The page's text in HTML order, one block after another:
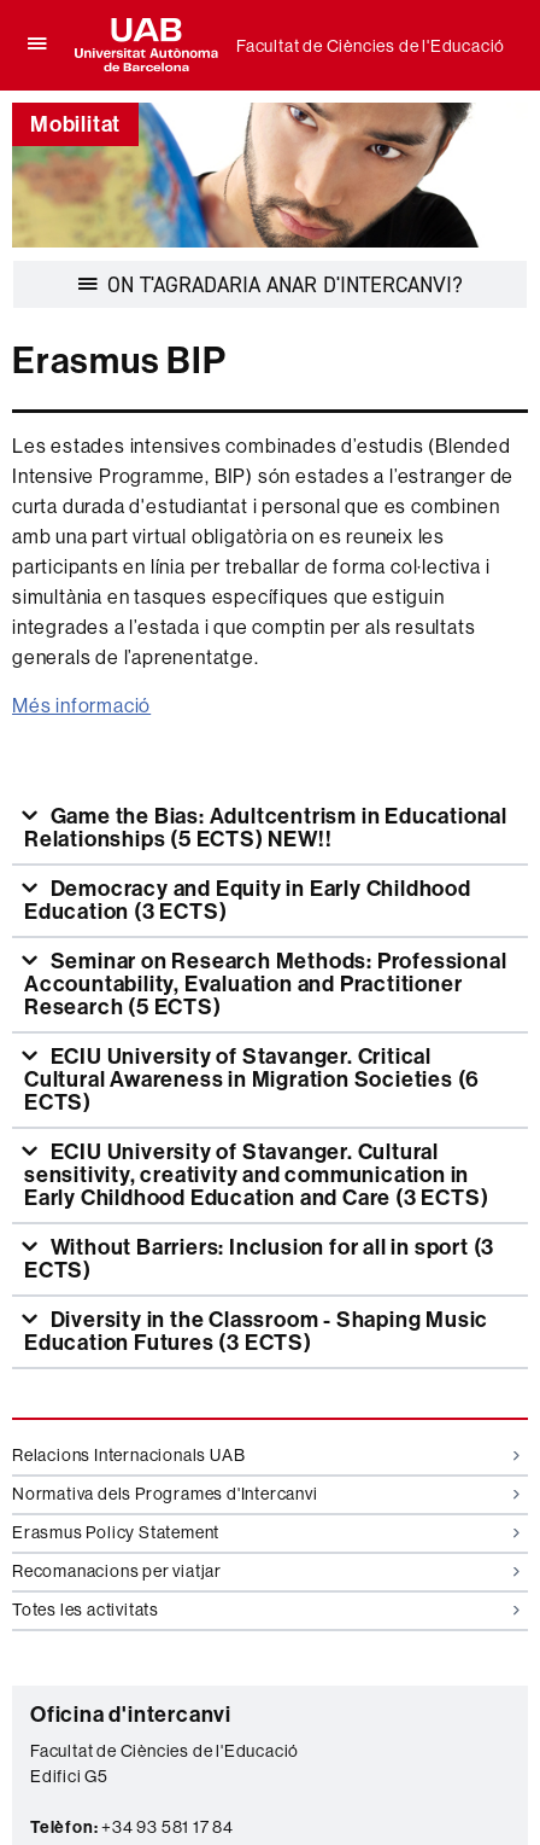
per
desplegar
el
menú
de
Facultat
Ciències
l'Educació
Universitat
Autònoma
de
Barcelona
Facultat de Ciències de l'Educació
Mobilitat
ON T'AGRADARIA ANAR D'INTERCANVI?Desplegar
Erasmus BIP
Les estades intensives combinades d’estudis (Blended
Intensive Programme, BIP) són estades a l’estranger de
curta durada d'estudiantat i personal que es combinen
amb una part virtual obligatòria on es reuneix les
participants en línia per treballar de forma col·lectiva i
simultània en tasques específiques que estiguin
integrades a l’estada i que comptin per als resultats
generals de l’aprenentatge.
Més informació
Relationships (5 ECTS) NEW!!
Education (3 ECTS)
Accountability, Evaluation and Practitioner
Research (5 ECTS)
Cultural Awareness in Migration Societies (6
ECTS)
sensitivity, creativity and communication in
Early Childhood Education and Care (3 ECTS)
ECTS)
Education Futures (3 ECTS)
complementària
Relacions Internacionals UAB
Normativa dels Programes d'Intercanvi
Erasmus Policy Statement
Recomanacions per viatjar
Totes les activitats
C
o
n
t
Oficina d'intercanvi
Facultat de Ciències de l'Educació
Edifici G5
Telèfon:+34 93 581 17 84